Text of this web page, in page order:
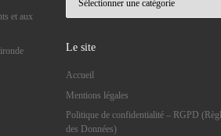
et aux
Le site
Accueil
Mentions légales
Politique de confidentialité – RGPD
des Données)